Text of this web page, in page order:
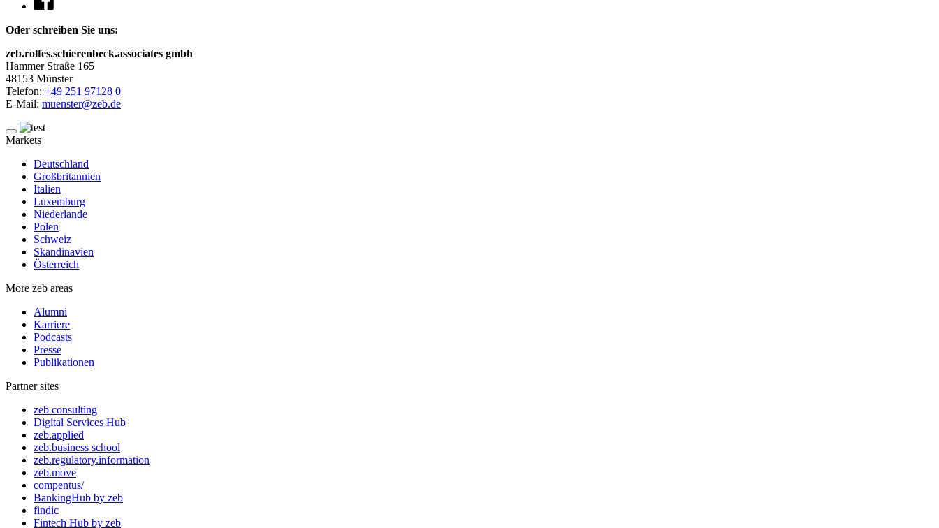
Oder schreiben Sie uns:
zeb.rolfes.schierenbeck.associates gmbh
Hammer Straße 165
48153 Münster
Telefon: +49 251 97128 0
E-Mail: muenster@zeb.de
Markets
Deutschland
Großbritannien
Italien
Luxemburg
Niederlande
Polen
Schweiz
Skandinavien
Österreich
More zeb areas
Alumni
Karriere
Podcasts
Presse
Publikationen
Partner sites
zeb consulting
Digital Services Hub
zeb.applied
zeb.business school
zeb.regulatory.information
zeb.move
compentus/
BankingHub by zeb
findic
Fintech Hub by zeb